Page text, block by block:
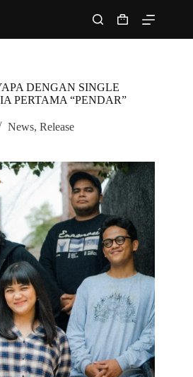
Shopping
cart
DENGAN SINGLE
PERTAMA “PENDAR”
News, Release